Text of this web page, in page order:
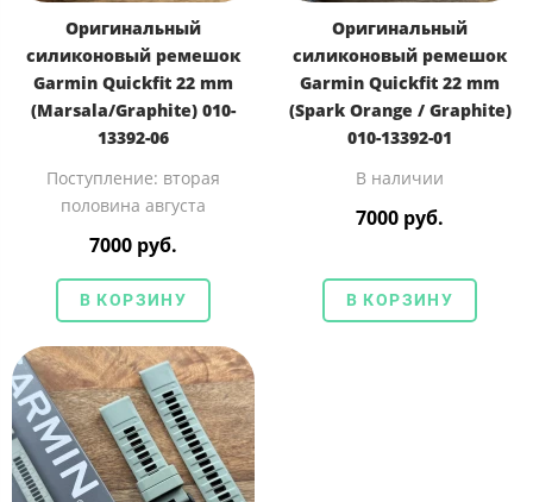
Оригинальный
силиконовый ремешок
Garmin Quickfit 22 mm
(Marsala/Graphite) 010-
13392-06
Поступление: вторая
половина августа
7000 руб.
В КОРЗИНУ
Оригинальный
силиконовый ремешок
Garmin Quickfit 22 mm
(Spark Orange / Graphite)
010-13392-01
В наличии
7000 руб.
В КОРЗИНУ